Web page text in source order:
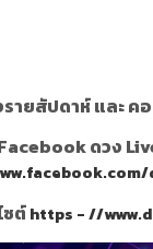
ายสัปดาห์ และ ค
ดวง
ซต์https - //